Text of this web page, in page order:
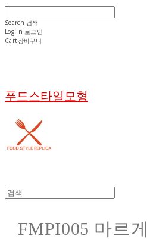
Search 검색
Log In 로그인
Cart장바구니
푸드스타일모형
FMPI005 마르게